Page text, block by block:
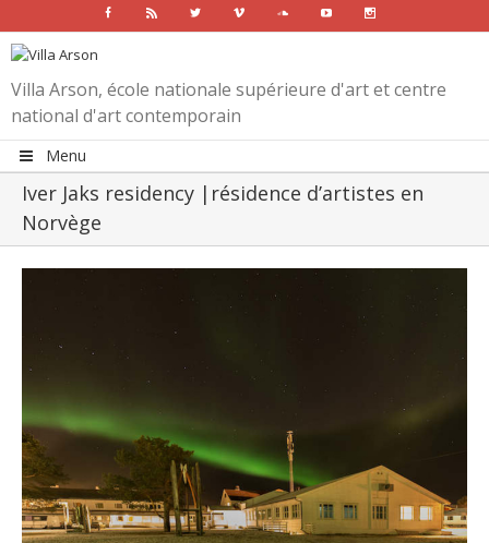
Facebook Rss Twitter Vimeo SoundcloudYoutube
Villa Arson, école nationale supérieure d'art et centre
national d'art contemporain
Menu
Iver Jaks residency |résidence d’artistes en
Norvège